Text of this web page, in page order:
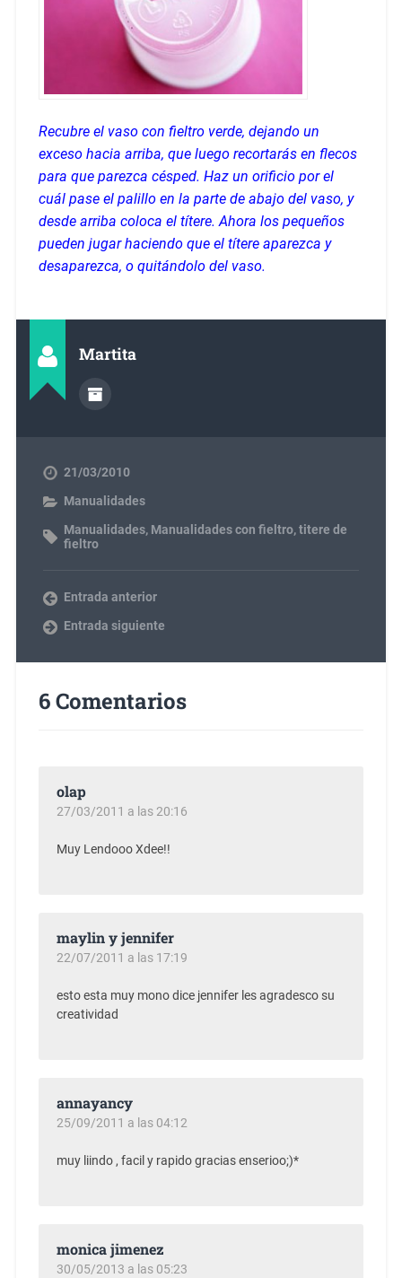
Recubre el vaso con fieltro verde, dejando un
exceso hacia arriba, que luego recortarás en flecos
para que parezca césped. Haz un orificio por el
cuál pase el palillo en la parte de abajo del vaso, y
desde arriba coloca el títere. Ahora los pequeños
pueden jugar haciendo que el títere aparezca y
desaparezca, o quitándolo del vaso.
Martita
21/03/2010
Manualidades
Manualidades, Manualidades con fieltro,titere de
fieltro
Entrada anterior
Entrada siguiente
6 Comentarios
olap
27/03/2011 a las 20:16
Muy Lendooo Xdee!!
maylin y jennifer
22/07/2011 a las 17:19
esto esta muy mono dice jennifer les agradesco su
creatividad
annayancy
25/09/2011 a las 04:12
muy liindo , facil y rapido gracias enserioo;)*
monica jimenez
30/05/2013 a las 05:23